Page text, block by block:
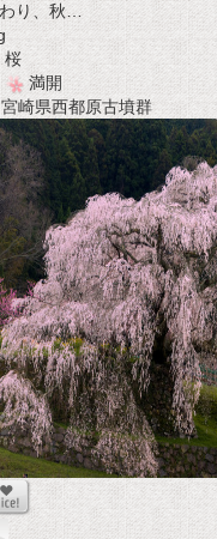
り、秋…
桜
満開
崎県西都原古墳群